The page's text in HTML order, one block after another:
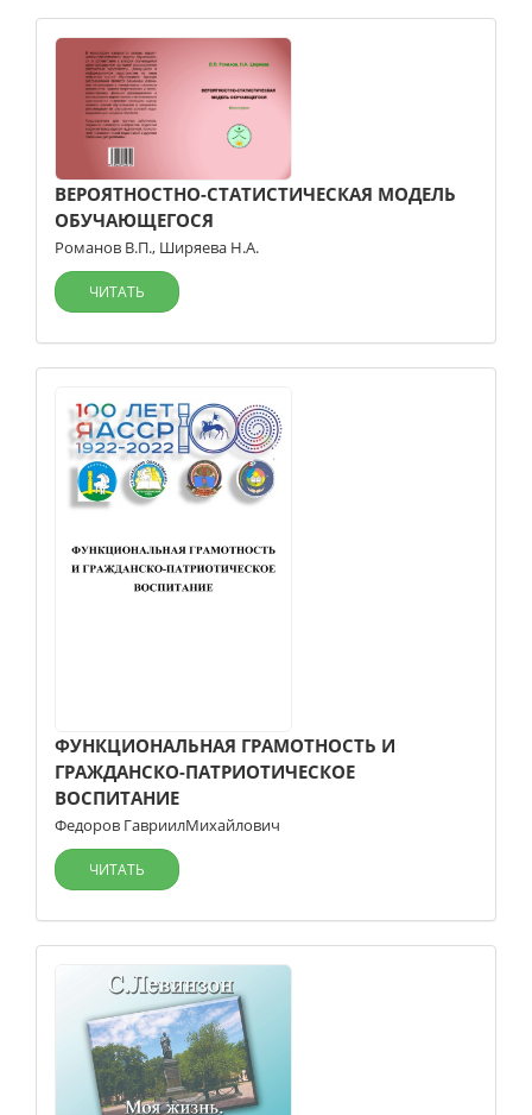
ВЕРОЯТНОСТНО-СТАТИСТИЧЕСКАЯ МОДЕЛЬ
ОБУЧАЮЩЕГОСЯ
Романов В.П., Ширяева Н.А.
ЧИТАТЬ
ФУНКЦИОНАЛЬНАЯ ГРАМОТНОСТЬ И
ГРАЖДАНСКО-ПАТРИОТИЧЕСКОЕ
ВОСПИТАНИЕ
Федоров ГавриилМихайлович
ЧИТАТЬ